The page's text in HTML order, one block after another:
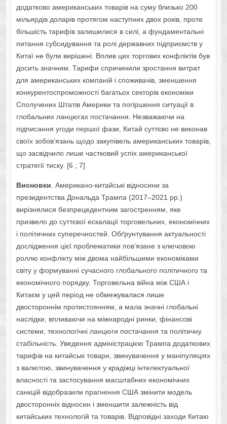
додатково американських товарів на суму близько 200
мільярдів доларів протягом наступних двох років, проте
більшість тарифів залишилися в силі, а фундаментальні
питання субсидування та ролі державних підприємств у
Китаї не були вирішені. Вплив цих торгових конфліктів був
досить значним. Тарифи спричинили зростання витрат
для американських компаній і споживачів, зменшення
конкурентоспроможності багатьох секторів економіки
Сполучених Штатів Америки та погіршення ситуації в
глобальних ланцюгах постачання. Незважаючи на
підписання угоди першої фази, Китай суттєво не виконав
своїх зобов’язань щодо закупівель американських товарів,
що засвідчило лише частковий успіх американської
стратегії тиску. [6 ; 7]
Висновки. Американо-китайські відносини за
президентства Дональда Трампа (2017–2021 рр.)
вирізнялися безпрецедентним загостренням, яке
призвело до суттєвої ескалації торговельних, економічних
і політичних суперечностей. Обґрунтування актуальності
дослідження цієї проблематики пов’язане з ключовою
роллю конфлікту між двома найбільшими економіками
світу у формуванні сучасного глобального політичного та
економічного порядку. Торговельна війна між США і
Китаєм у цей період не обмежувалася лише
двостороннім протистоянням, а мала значні глобальні
наслідки, впливаючи на міжнародні ринки, фінансові
системи, технологічні ланцюги постачання та політичну
стабільність. Уведення адміністрацією Трампа додаткових
тарифів на китайські товари, звинувачення у маніпуляціях
з валютою, звинувачення у крадіжці інтелектуальної
власності та застосування масштабних економічних
санкцій відобразили прагнення США змінити модель
двосторонніх відносин і зменшити залежність від
китайських технологій та товарів. Відповідні заходи Китаю